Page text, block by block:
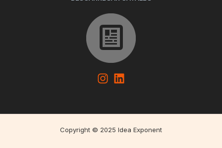
Copyright © 2025 Idea Exponent